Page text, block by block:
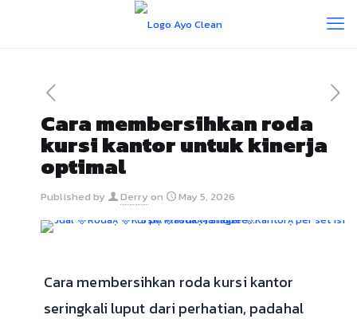
Cara membersihkan roda
kursi kantor untuk kinerja
optimal
Published by Derry on May 5, 2026
Cara membersihkan roda kursi kantor
seringkali luput dari perhatian, padahal